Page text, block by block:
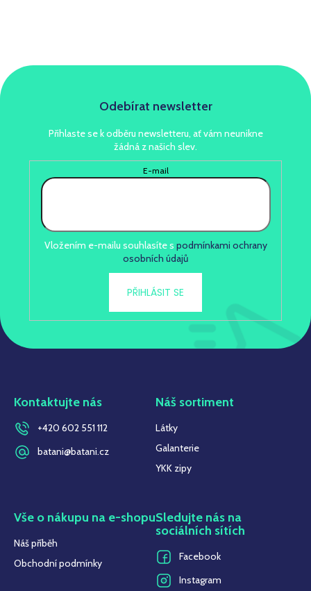
Odebírat newsletter
Přihlaste se k odběru newsletteru, ať vám neunikne
žádná z našich slev.
E-mail
Vložením e-mailu souhlasíte s podmínkami ochrany
osobních údajů
PŘIHLÁSIT SE
Kontaktujte nás
+420 602 551 112
batani@batani.cz
Náš sortiment
Látky
Galanterie
YKK zipy
Vše o nákupu na e-shopu
Náš příběh
Obchodní podmínky
Sledujte nás na
sociálních sítích
Facebook
Instagram